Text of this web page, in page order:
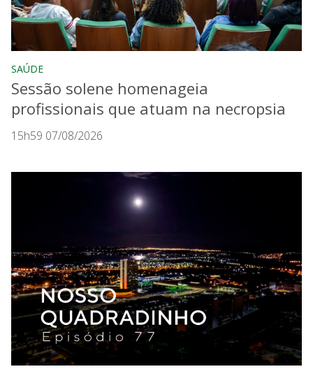
SAÚDE
Sessão solene homenageia
profissionais que atuam na necropsia
15h59 07/08/2026